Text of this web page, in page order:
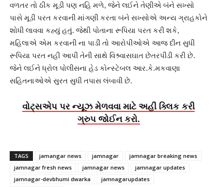
વળતર તો ઠીક મૂડી પણ નહિ મળે, જેને લઈને તેણીએ બંને સખ્સો
પાસે મૂડી પરત કરવાની માંગણી કરતા બંને સખ્સોએ અન્ય ગ્રાહકોને
શોધી લાવવા કહ્યું હતું. જેથી પોતાના રૂપિયા પરત કરી શકે,
મહિલાએ એમ કરવાની ના પાડી તો આરોપીઓએ આજ દીન સુધી
રૂપિયા પરત નહી આપી તેની સાથે વિશ્ર્વાસઘાત છેતરપીંડી કરી છે.
જેને લઈને ધ્રોલ પોલીસના હેડ કોન્સ્ટેબલ આર.કે.મકવાણા
સહિતનાઓએ સુરત સુધી તપાસ લંબાવી છે.
વોટ્સએપ પર ન્યૂઝ મેળવવા માટે અહીં ક્લિક કરી
ગ્રુપ જોઈન કરો.
TAGS jamangar news jamnagar
jamnagar breaking news
jamnagar fresh news
jamnagar news
jamnagar updates
jamnagar-devbhumi dwarka
jamnagarupdates